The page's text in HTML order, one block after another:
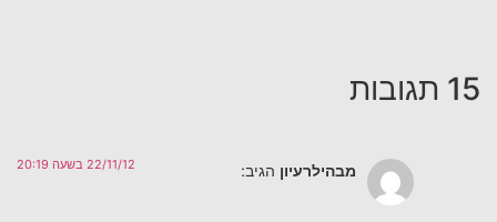
15 תגובות
מבהילרעיון הגיב: 22/11/12 בשעה 20:19